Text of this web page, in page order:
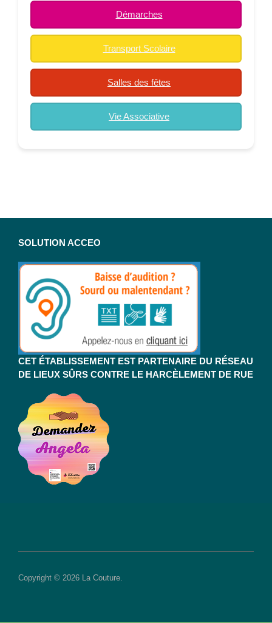
Démarches
Transport Scolaire
Salles des fêtes
Vie Associative
SOLUTION ACCEO
CET ÉTABLISSEMENT EST PARTENAIRE DU RÉSEAU
DE LIEUX SÛRS CONTRE LE HARCÈLEMENT DE RUE
Copyright © 2026 La Couture.